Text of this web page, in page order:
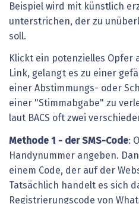
Beispiel wird mit künstlich
unterstrichen, der zu
soll.
Klickt ein potenzielles Opfer
Link, gelangt es zu einer
einer Abstimmungs- oder
einer "Stimmabgabe" zu
laut BACS oft zwei
Methode 1 - der SMS-Code:
Handynummer angeben.
einem Code, der auf der
Tatsächlich handelt es sich
Registrierungscode von